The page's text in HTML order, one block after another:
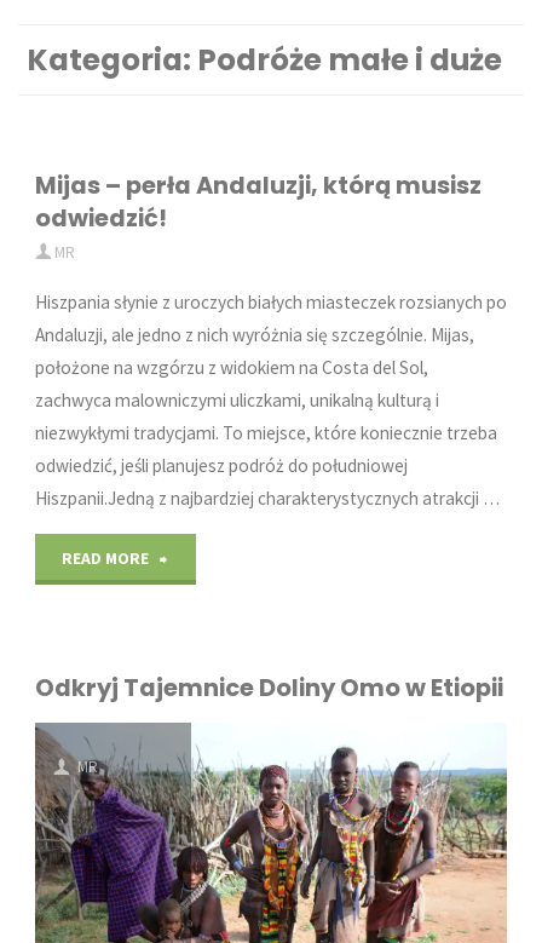
Kategoria: Podróże małe i duże
Mijas – perła Andaluzji, którą musisz
odwiedzić!
MR
Hiszpania słynie z uroczych białych miasteczek rozsianych po
Andaluzji, ale jedno z nich wyróżnia się szczególnie. Mijas,
położone na wzgórzu z widokiem na Costa del Sol,
zachwyca malowniczymi uliczkami, unikalną kulturą i
niezwykłymi tradycjami. To miejsce, które koniecznie trzeba
odwiedzić, jeśli planujesz podróż do południowej
Hiszpanii.Jedną z najbardziej charakterystycznych atrakcji …
READ MORE "Mijas
którą
musisz
odwiedzić!"
Odkryj Tajemnice Doliny Omo w Etiopii
MR